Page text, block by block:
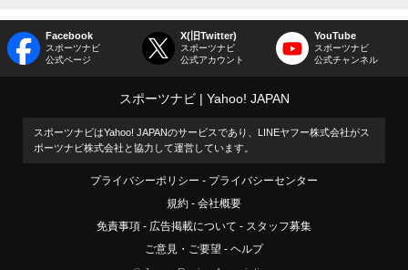
Facebook
スポーツナビ
公式ページ
X(旧Twitter)
スポーツナビ
公式アカウント
YouTube
スポーツナビ
公式チャンネル
スポーツナビ Yahoo! JAPAN
スポーツナビはYahoo! JAPANのサービスであり、LINEヤフー株式会社がス
ポーツナビ株式会社と協力して運営しています。
プライバシーポリシー
プライバシーセンター
規約
会社概要
免責事項
広告掲載について
スタッフ募集
ご意見・ご要望
ヘルプ